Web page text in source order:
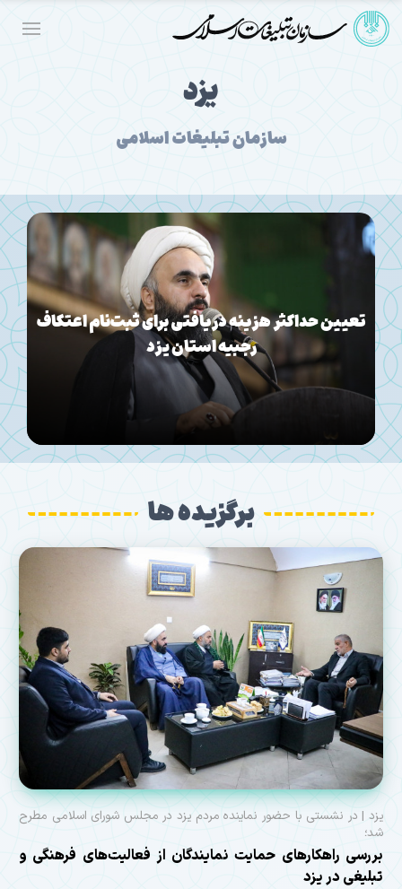
یزد
سازمان تبلیغات اسلامی
تجلیل از ۶۰ خادم حسینی در «نخل عاشقی۲»
برگزیده ها
یزد | در نشستی با حضور نماینده مردم یزد در مجلس شورای اسلامی مطرح
شد؛
بررسی راهکارهای حمایت نمایندگان از فعالیت‌های فرهنگی و
تبلیغی در یزد